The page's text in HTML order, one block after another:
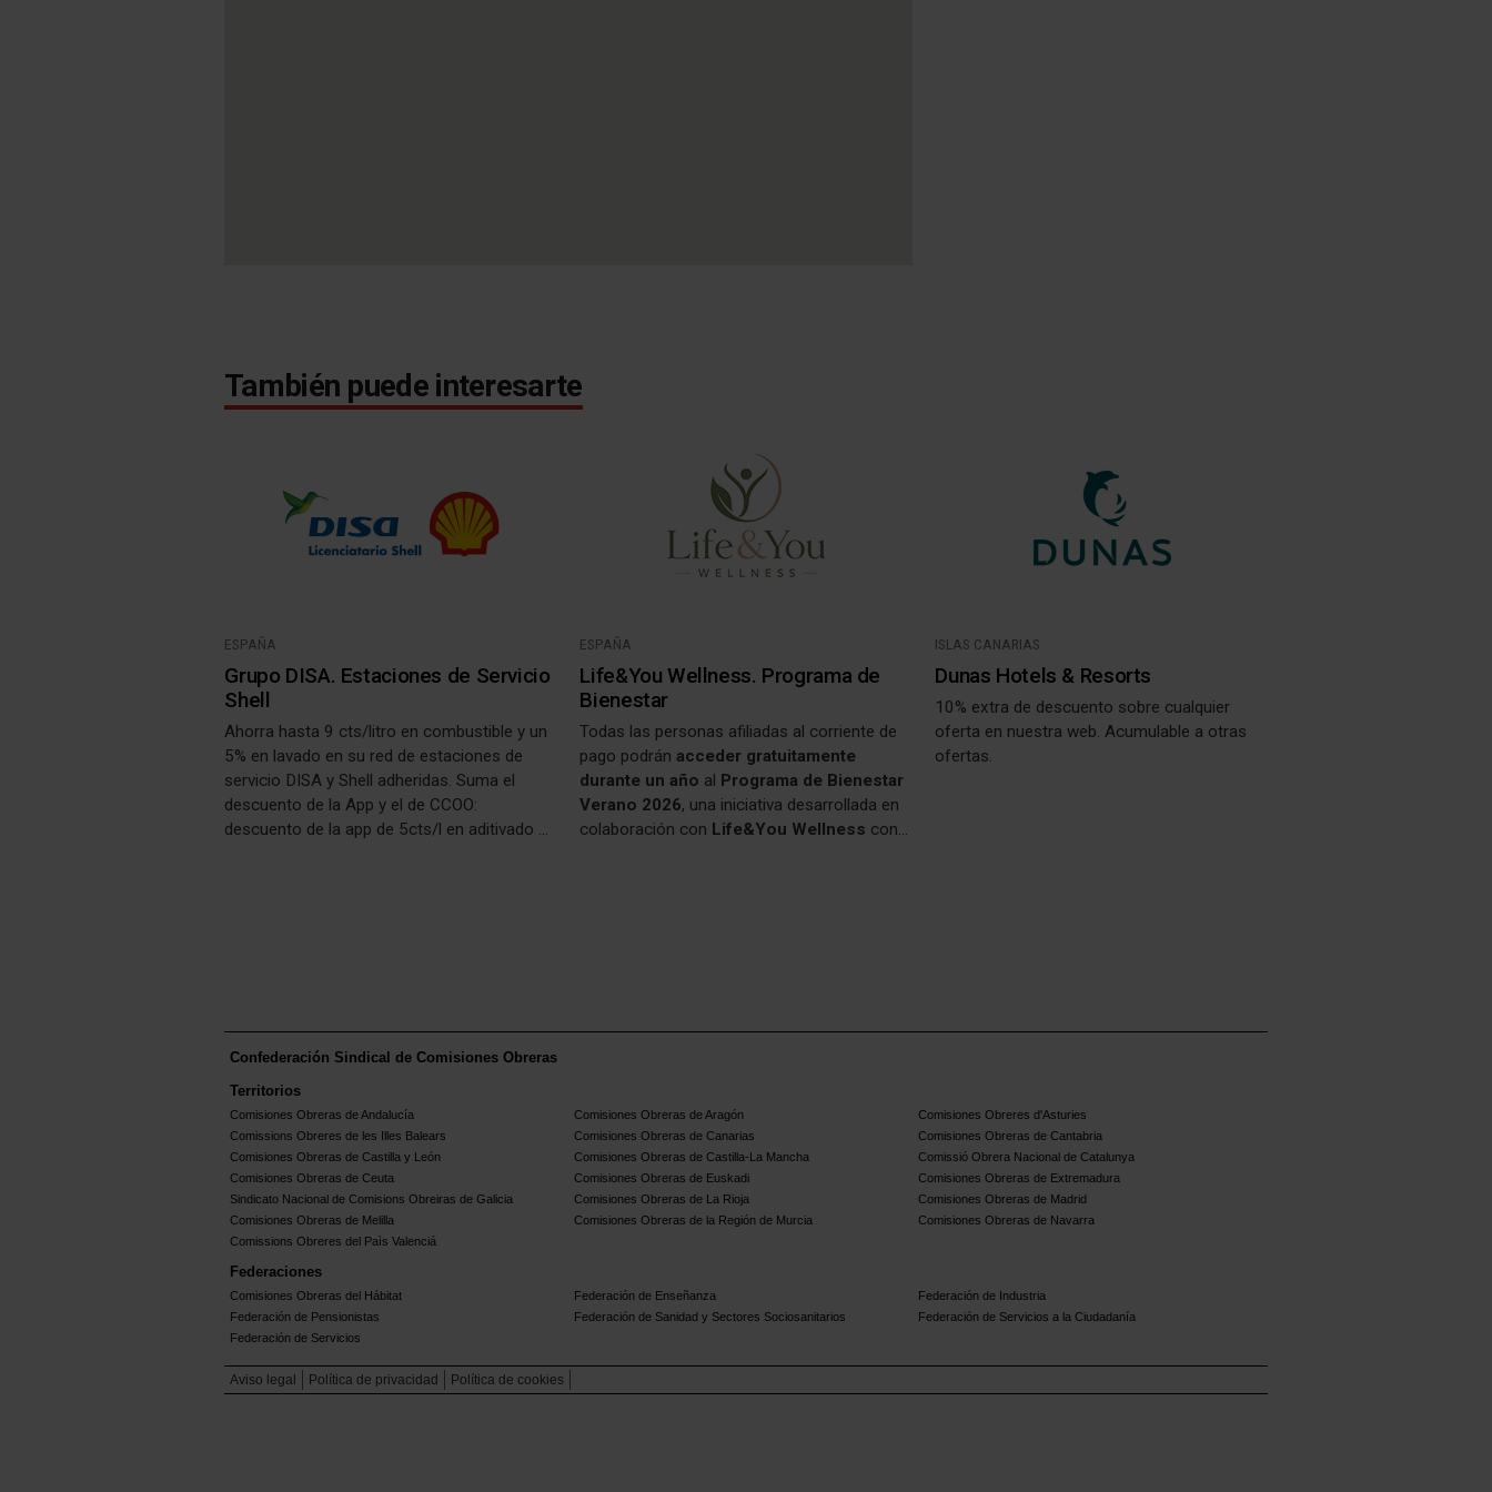
También puede interesarte
ESPAÑA
Grupo DISA. Estaciones de Servicio
Shell
Ahorra hasta 9 cts/litro en combustible y un
5% en lavado en su red de estaciones de
servicio DISA y Shell adheridas. Suma el
descuento de la App y el de CCOO:
descuento de la app de 5cts/l en aditivado o
ESPAÑA
Life&You Wellness. Programa de
Bienestar
Todas las personas afiliadas al corriente de
pago podrán acceder gratuitamente
durante un año al
Programa de Bienestar
Verano 2026, una iniciativa desarrollada en
colaboración con Life&You Wellness con
ISLAS CANARIAS
Dunas Hotels & Resorts
10% extra de descuento sobre cualquier
oferta en nuestra web. Acumulable a otras
ofertas.
Confederación Sindical de Comisiones Obreras
Territorios
Comisiones Obreras de Andalucía Comisiones Obreras de Aragón
Comisiones Obreres d'Asturies
Comissions Obreres de les Illes Balears
Comisiones Obreras de Canarias
Comisiones Obreras de Cantabria
Comisiones Obreras de Castilla y León
Comisiones Obreras de Castilla-La Mancha
Comissió Obrera Nacional de Catalunya
Comisiones Obreras de Ceuta
Comisiones Obreras de Euskadi
Comisiones Obreras de Extremadura
Sindicato Nacional de Comisions Obreiras de Galicia
Comisiones Obreras de La Rioja
Comisiones Obreras de Madrid
Comisiones Obreras de Melilla
Comisiones Obreras de la Región de Murcia
Comisiones Obreras de Navarra
Comissions Obreres del Paìs Valenciá
Federaciones
Comisiones Obreras del Hábitat Federación de Enseñanza
Federación de Industria
Federación de Pensionistas
Federación de Sanidad y Sectores Sociosanitarios
Federación de Servicios a la Ciudadanía
Federación de Servicios
Aviso legal Política de privacidad Política de cookies